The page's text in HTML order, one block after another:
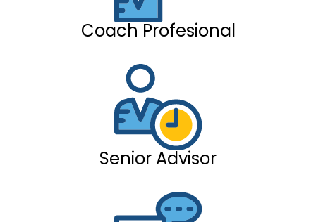
Coach Profesional
Senior Advisor